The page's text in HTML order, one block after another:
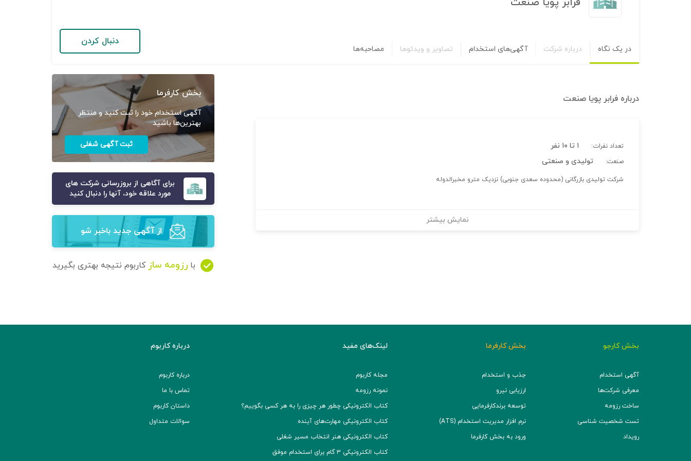
در یک نگاه درباره شرکت آگهی‌های استخدام تصاویر و ویدئوها مصاحبه‌ها
دنبال کردن
درباره فرابر پویا صنعت
تعداد نفرات: ۱ تا ۱۰ نفر
صنعت: تولیدی و صنعتی
شرکت تولیدی بازرگانی (محدوده سعدی جنوبی) نزدیک مترو مخبرالدوله
نمایش بیشتر
بخش کارفرما
آگهی استخدام خود را ثبت کنید و منتظر
بهترین‌ها باشید
ثبت آگهی شغلی
برای آگاهی از بروزرسانی شرکت های
مورد علاقه خود، آنها را دنبال کنید
از آگهی‌ جدید باخبر شو
با رزومه ساز کاربوم نتیجه بهتری بگیرید
بخش کارجو
آگهی استخدام
معرفی شرکت‌ها
ساخت رزومه
تست شخصیت شناسی
رویداد
بخش کارفرما
جذب و استخدام
ارزیابی نیرو
توسعه برند‌کارفرمایی
نرم افزار مدیریت استخدام (ATS)
ورود به بخش کارفرما
لینک‌های مفید
مجله کاربوم
نمونه رزومه
کتاب الکترونیکی چطور هر چیزی را به هر کسی بگوییم؟
کتاب الکترونیکی مهارت‌های آینده
کتاب الکترونیکی هنر انتخاب مسیر شغلی
کتاب الکترونیکی ۳ گام برای استخدام موفق
درباره کاربوم
درباره کاربوم
تماس با ما
داستان کاربوم
سوالات متداول